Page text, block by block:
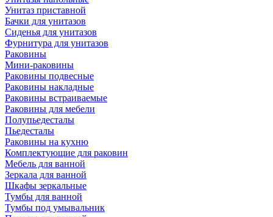
Унитаз приставной
Бачки для унитазов
Сиденья для унитазов
Фурнитура для унитазов
Раковины
Мини-раковины
Раковины подвесные
Раковины накладные
Раковины встраиваемые
Раковины для мебели
Полупьедесталы
Пьедесталы
Раковины на кухню
Комплектующие для раковин
Мебель для ванной
Зеркала для ванной
Шкафы зеркальные
Тумбы для ванной
Тумбы под умывальник